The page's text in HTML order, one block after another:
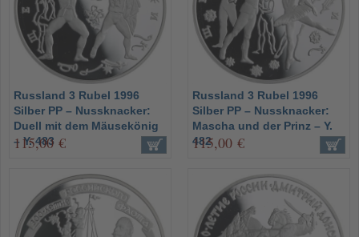
Russland 3 Rubel 1996
Silber PP – Nussknacker:
Duell mit dem Mäusekönig
– Y. 483
115,00 €
Russland 3 Rubel 1996
Silber PP – Nussknacker:
Mascha und der Prinz – Y.
482
115,00 €